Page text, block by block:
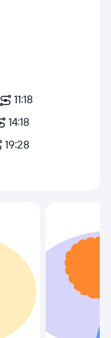
11:18
14:18
19:28